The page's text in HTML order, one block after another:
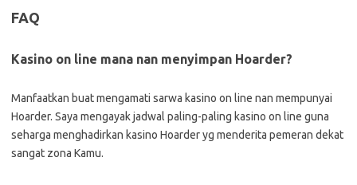
FAQ
Kasino on line mana nan menyimpan Hoarder?
Manfaatkan buat mengamati sarwa kasino on line nan mempunyai
Hoarder. Saya mengayak jadwal paling-paling kasino on line guna
seharga menghadirkan kasino Hoarder yg menderita pemeran dekat
sangat zona Kamu.